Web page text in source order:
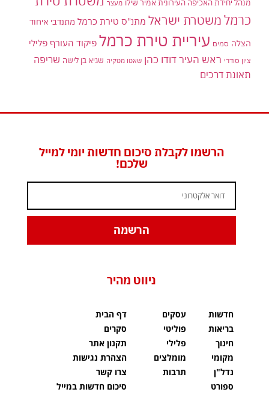
מנהל יחידת האכיפה העירונית אמיר שילו מעצר
כרמלמשטרת ישראל מתנ"ס טירת כרמל מתנדבי איחוד
הצלה סמים עיריית טירת כרמל פיקוד העורף פלילי
ציון סודרי ראש העיר דודו כהן שאטו מטקיה שגיא בן לישה שריפה
תאונת דרכים
הרשמו לקבלת סיכום חדשות יומי למייל
שלכם!
הרשמה
ניווט מהיר
חדשות
בריאות
חינוך
מקומי
נדל"ן
ספורט
עסקים
פוליטי
פלילי
מומלצים
תרבות
דף הבית
סקרים
תקנון אתר
הצהרת נגישות
צרו קשר
סיכום חדשות במייל